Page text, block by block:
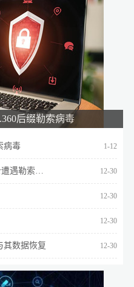
后缀勒索病毒
病毒 1-12
12-30
12-30
12-30
其数据恢复 12-30